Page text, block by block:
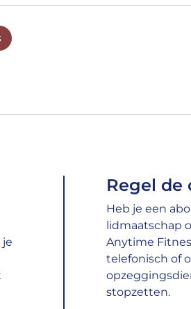
Regel de
Heb je een
lidmaatschap
Anytime
telefonisch of
stopzetten.